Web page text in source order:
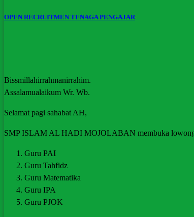
OPEN RECRUITMEN TENAGA PENGAJAR
Bissmillahirrahmanirrahim.
Assalamualaikum Wr. Wb.
Selamat pagi sahabat AH,
SMP ISLAM AL HADI MOJOLABAN membuka
Guru PAI
Guru Tahfidz
Guru Matematika
Guru IPA
Guru PJOK